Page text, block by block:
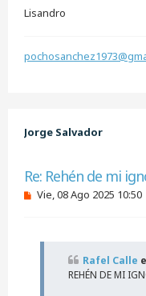
e
r
Lisandro
Jorge Salvador
Re: Rehén de mi
M
Vie, 08 Ago 2025 10:50
Rafel Calle
REHÉN DE MI